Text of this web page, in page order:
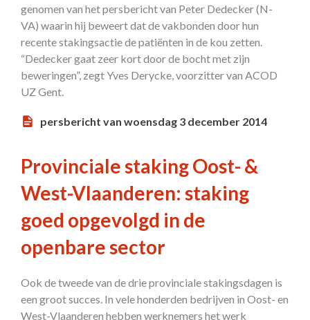
genomen van het persbericht van Peter Dedecker (N-
VA) waarin hij beweert dat de vakbonden door hun
recente stakingsactie de patiënten in de kou zetten.
“Dedecker gaat zeer kort door de bocht met zijn
beweringen”, zegt Yves Derycke, voorzitter van ACOD
UZ Gent.
persbericht van woensdag 3 december 2014
Provinciale staking Oost- &
West-Vlaanderen: staking
goed opgevolgd in de
openbare sector
Ook de tweede van de drie provinciale stakingsdagen is
een groot succes. In vele honderden bedrijven in Oost- en
West-Vlaanderen hebben werknemers het werk